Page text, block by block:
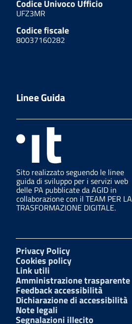
Codice Univoco Ufficio
UFZ3MR
Codice fiscale
80037160282
Linee Guida
Sito realizzato seguendo le linee
guida di sviluppo per i servizi web
delle PA pubblicate da AGID in
collaborazione con il TEAM PER LA
TRASFORMAZIONE DIGITALE.
Privacy Policy
Cookies policy
Link utili
Amministrazione trasparente
Feedback accessibilità
Dichiarazione di accessibilità
Note legali
Segnalazioni illecito